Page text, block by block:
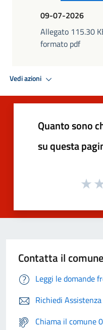
09-07-2026
Allegato 115.30
formato pdf
Vedi azioni
Quanto sono
su questa
Contatta il comune
Leggi le domande
Richiedi Assistenza
Chiama il comune